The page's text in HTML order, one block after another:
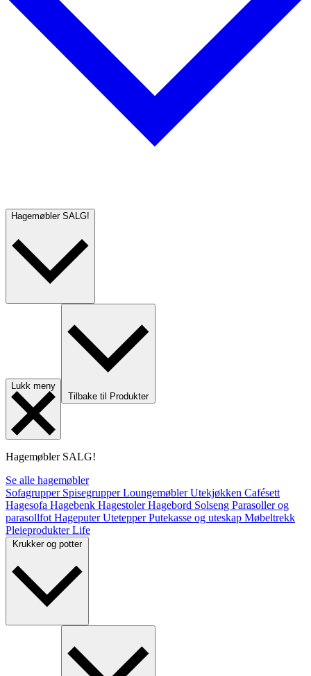
Hagemøbler SALG!
Lukk meny
Tilbake til Produkter
Hagemøbler SALG!
Se alle hagemøbler
Sofagrupper SpisegrupperLoungemøblerUtekjøkken Cafésett
Hagesofa Hagebenk HagestolerHagebord Solseng Parasoller og
parasollfot HageputerUtetepperPutekasse og uteskap Møbeltrekk
PleieprodukterLife
Krukker og potter